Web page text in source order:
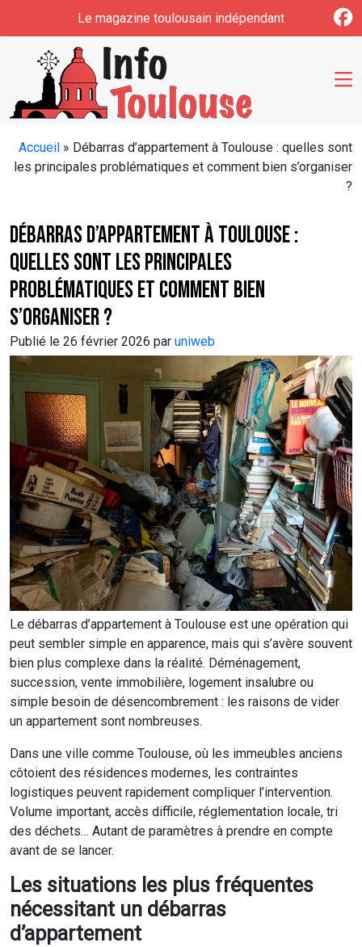
Le magazine toulousain indépendant
Accueil » Débarras d’appartement à Toulouse : quelles sont
les principales problématiques et comment bien s’organiser
?
Débarras d’appartement à Toulouse :
quelles sont les principales
problématiques et comment bien
s’organiser ?
Publié le 26 février 2026 par uniweb
Le débarras d’appartement à Toulouse est une opération qui
peut sembler simple en apparence, mais qui s’avère souvent
bien plus complexe dans la réalité. Déménagement,
succession, vente immobilière, logement insalubre ou
simple besoin de désencombrement : les raisons de vider
un appartement sont nombreuses.
Dans une ville comme Toulouse, où les immeubles anciens
côtoient des résidences modernes, les contraintes
logistiques peuvent rapidement compliquer l’intervention.
Volume important, accès difficile, réglementation locale, tri
des déchets… Autant de paramètres à prendre en compte
avant de se lancer.
Les situations les plus fréquentes
nécessitant un débarras
d’appartement